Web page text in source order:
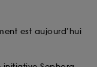
est aujourd’hui